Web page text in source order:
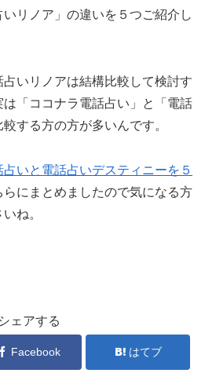
リノア」の違いを５つご紹介し
いリノアは結構比較して検討す
「ココナラ電話占い」と「電話
する方の方が多いんです。
占いと電話占いデスティニーを５
らにまとめましたので気になる方
ね。
シェアする
Facebook はてブ